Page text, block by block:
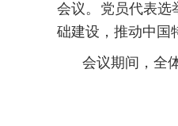
会议。党员代表选
础建设，推动中国
会议期间，全